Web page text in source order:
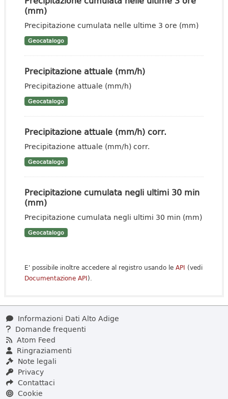
(mm)
Precipitazione cumulata nelle ultime 3 ore (mm)
Geocatalogo
Precipitazione attuale (mm/h)
Precipitazione attuale (mm/h)
Geocatalogo
Precipitazione attuale (mm/h) corr.
Precipitazione attuale (mm/h) corr.
Geocatalogo
Precipitazione cumulata negli ultimi 30 min
(mm)
Precipitazione cumulata negli ultimi 30 min (mm)
Geocatalogo
E' possibile inoltre accedere al registro usando le API (vedi
Documentazione API).
Informazioni Dati Alto Adige
Domande frequenti
Atom Feed
Ringraziamenti
Note legali
Privacy
Contattaci
Cookie